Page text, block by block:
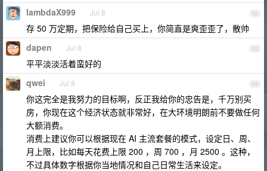
52
lambdaX999 Jul 8
存 50 万定期，把保险给自己买上，你简直是爽歪歪了，散帅
53
dapen Jul 8
平平淡淡活着蛮好的
54
qwei Jul 8
你这完全是我努力的目标啊，反正我给你的忠告是，千万别买
房，你现在这个经济状态就非常好，在大环境明朗前不要做任何
大额消费。
消费上建议你可以根据现在 AI 主流套餐的模式，设定日、周、
月上限，比如每天花费上限 200 ，周 700 ，月 2500 。这种，
不过具体数字根据你当地情况和自己日常生活来设定。